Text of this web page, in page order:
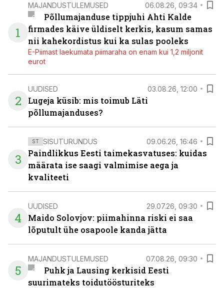
1
MAJANDUSTULEMUSED 06.08.26, 09:34
Põllumajanduse tippjuhi Ahti Kalde
firmades käive üldiselt kerkis, kasum samas
nii kahekordistus kui ka sulas pooleks
E-Piimast laekumata piimaraha on enam kui 1,2 miljonit
eurot
2
UUDISED 03.08.26, 12:00
Lugeja küsib: mis toimub Läti
põllumajanduses?
3
ST SISUTURUNDUS 09.06.26, 16:46
Paindlikkus Eesti taimekasvatuses: kuidas
määrata ise saagi valmimise aega ja
kvaliteeti
4
UUDISED 29.07.26, 09:30
Maido Solovjov: piimahinna riski ei saa
lõputult ühe osapoole kanda jätta
5
MAJANDUSTULEMUSED 07.08.26, 09:30
Puhk ja Lausing kerkisid Eesti
suurimateks toidutöösturiteks